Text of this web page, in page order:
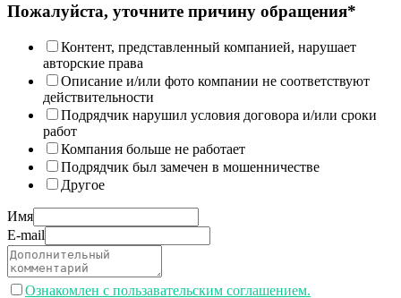
Пожалуйста, уточните причину обращения*
Контент, представленный компанией, нарушает
авторские права
Описание и/или фото компании не соответствуют
действительности
Подрядчик нарушил условия договора и/или сроки
работ
Компания больше не работает
Подрядчик был замечен в мошенничестве
Другое
Имя
E-mail
Ознакомлен с пользавательским соглашением.